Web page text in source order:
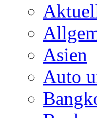
Asien
Auto